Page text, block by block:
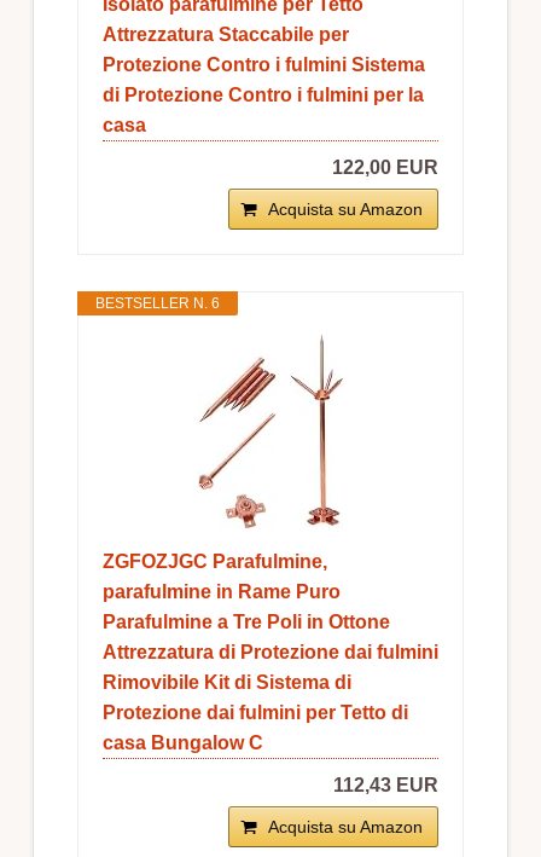
Isolato parafulmine per Tetto
Attrezzatura Staccabile per
Protezione Contro i fulmini Sistema
di Protezione Contro i fulmini per la
casa
122,00 EUR
Acquista su Amazon
BESTSELLER N. 6
ZGFOZJGC Parafulmine,
parafulmine in Rame Puro
Parafulmine a Tre Poli in Ottone
Attrezzatura di Protezione dai fulmini
Rimovibile Kit di Sistema di
Protezione dai fulmini per Tetto di
casa Bungalow C
112,43 EUR
Acquista su Amazon